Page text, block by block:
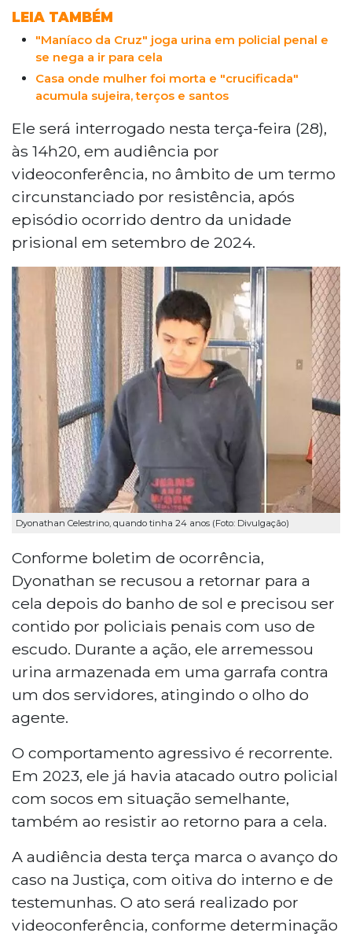
LEIA TAMBÉM
"Maníaco da Cruz" joga urina em policial penal e
se nega a ir para cela
Casa onde mulher foi morta e "crucificada"
acumula sujeira, terços e santos
Ele será interrogado nesta terça-feira (28),
às 14h20, em audiência por
videoconferência, no âmbito de um termo
circunstanciado por resistência, após
episódio ocorrido dentro da unidade
prisional em setembro de 2024.
Dyonathan Celestrino, quando tinha 24 anos (Foto: Divulgação)
Conforme boletim de ocorrência,
Dyonathan se recusou a retornar para a
cela depois do banho de sol e precisou ser
contido por policiais penais com uso de
escudo. Durante a ação, ele arremessou
urina armazenada em uma garrafa contra
um dos servidores, atingindo o olho do
agente.
O comportamento agressivo é recorrente.
Em 2023, ele já havia atacado outro policial
com socos em situação semelhante,
também ao resistir ao retorno para a cela.
A audiência desta terça marca o avanço do
caso na Justiça, com oitiva do interno e de
testemunhas. O ato será realizado por
videoconferência, conforme determinação